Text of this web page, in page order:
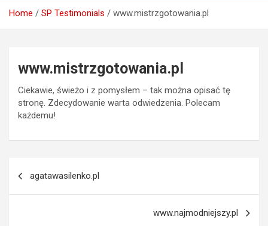
Home SP Testimonials www.mistrzgotowania.pl
www.mistrzgotowania.pl
Ciekawie, świeżo i z pomysłem – tak można opisać tę
stronę. Zdecydowanie warta odwiedzenia. Polecam
każdemu!
wpisu
agatawasilenko.pl
www.najmodniejszy.pl